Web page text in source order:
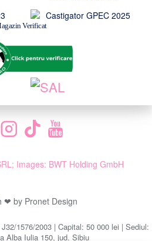
Verificat
Images: BWT Holding GmbH
❤ by Pronet Design
1576/2003 | Capital: 50 000 lei | Sediul:
Alba Iulia 150, jud. Sibiu